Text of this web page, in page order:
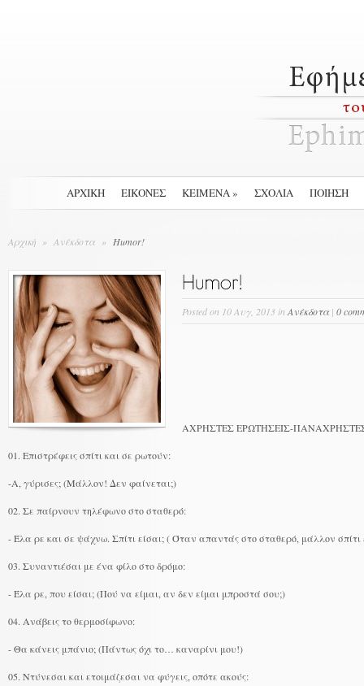
ΑΡΧΙΚΉ ΕΙΚΟΝΕΣ ΚΕΙΜΕΝΑ» ΣΧΟΛΙΑ ΠΟΙΗΣΗ
Αρχική » Ανέκδοτα » Humor!
Postedon 10 Αυγ, 2013 in Ανέκδοτα| 0
ΑΧΡΗΣΤΕΣ ΕΡΩΤΗΣΕΙΣ-
01. Επιστρέφεις σπίτι και σε ρωτούν:
-Α, γύρισες; (Μάλλον! Δεν φαίνεται;)
02. Σε παίρνουν τηλέφωνο στο σταθερό:
- Έλα ρε και σε ψάχνω. Σπίτι είσαι; ( Όταν απαντάς στο σταθερό, μάλλον σπίτι
03. Συναντιέσαι με ένα φίλο στο δρόμο:
- Έλα ρε, που είσαι; (Πού να είμαι, αν δεν είμαι μπροστά σου;)
04. Ανάβεις το θερμοσίφωνο:
- Θα κάνεις μπάνιο; (Πάντως όχι το… καναρίνι μου!)
05. Ντύνεσαι και ετοιμάζεσαι να φύγεις, οπότε ακούς: